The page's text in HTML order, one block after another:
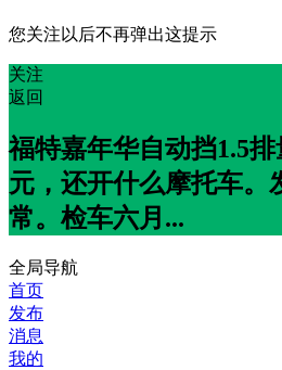
您关注以后不再弹出这提示
关注
返回
福特嘉年华自动挡1.5排
元，还开什么摩托车。
常。检车六月...
全局导航
首页
发布
消息
我的